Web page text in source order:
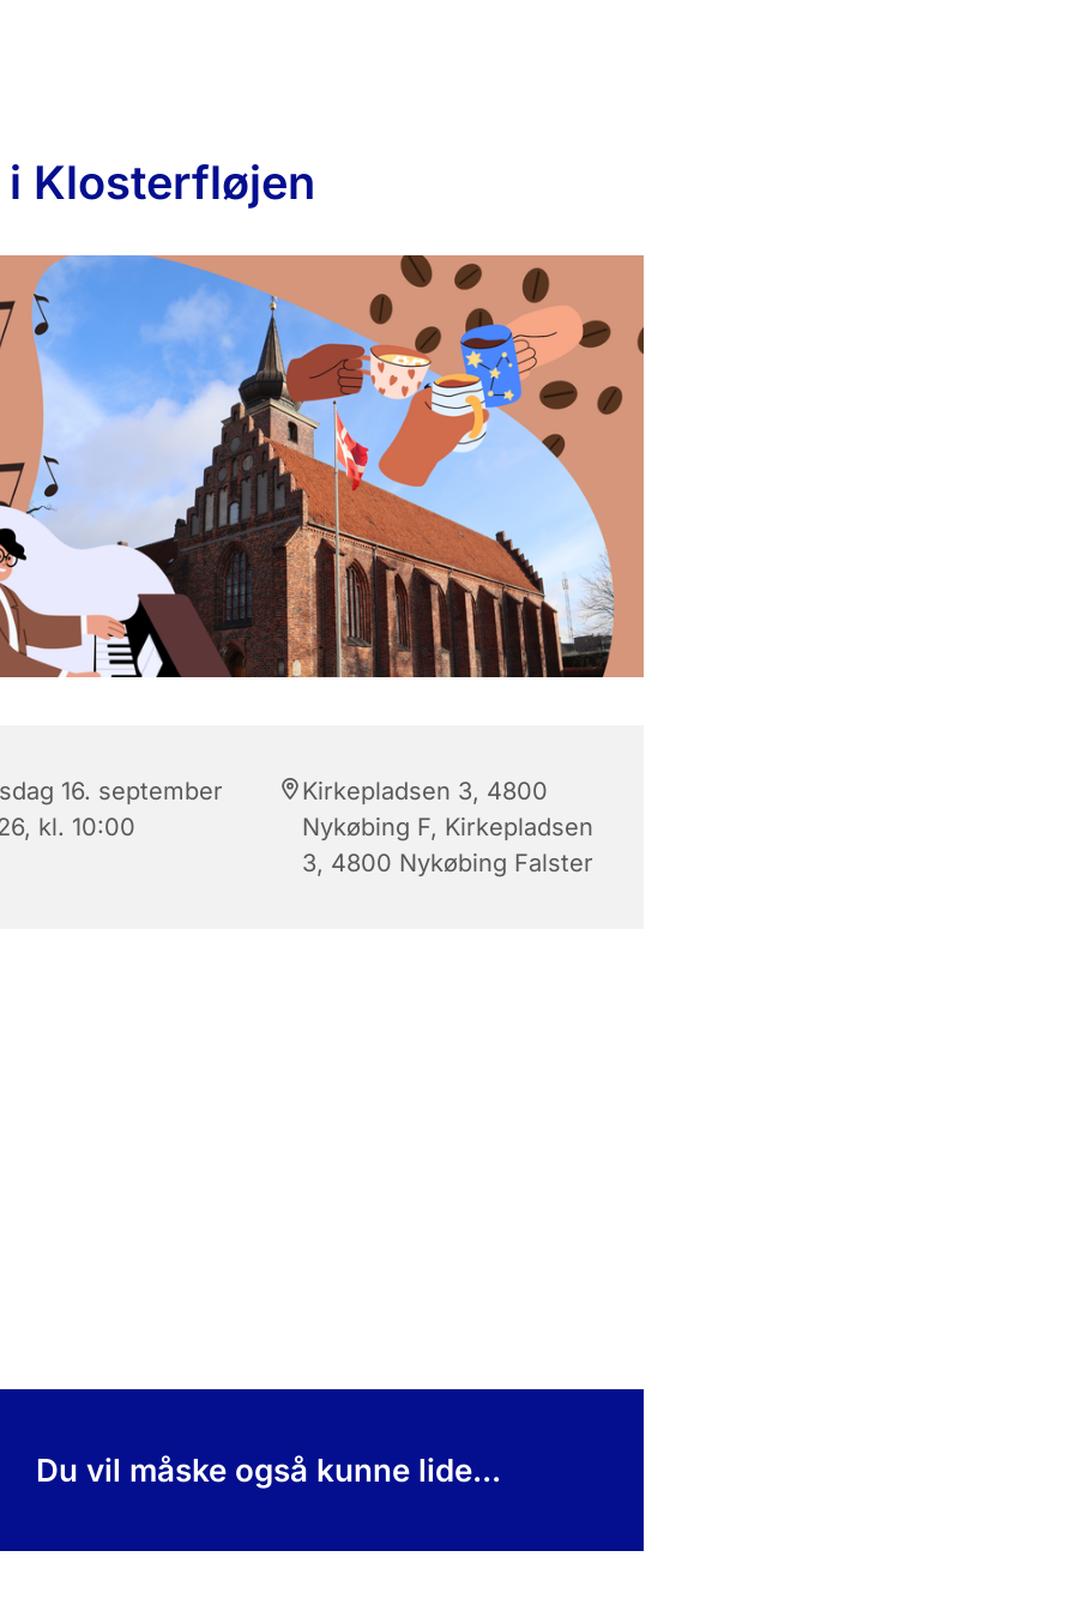
i Klosterfløjen
16. september
kl. 10:00
Kirkepladsen 3, 4800
Nykøbing F, Kirkepladsen
3, 4800 Nykøbing Falster
Du vil måske også kunne lide...